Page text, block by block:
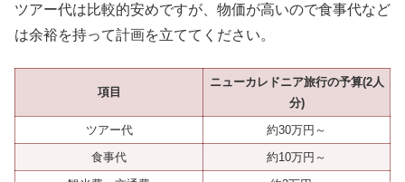
ツアー代は比較的安めですが、物価が高いので食事代など
は余裕を持って計画を立ててください。
項目
ニューカレドニア旅行の予算(2人
分)
ツアー代
約30万円～
食事代
約10万円～